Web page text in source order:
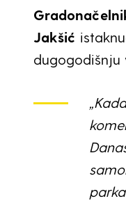
Jakšić
dugogodišnju